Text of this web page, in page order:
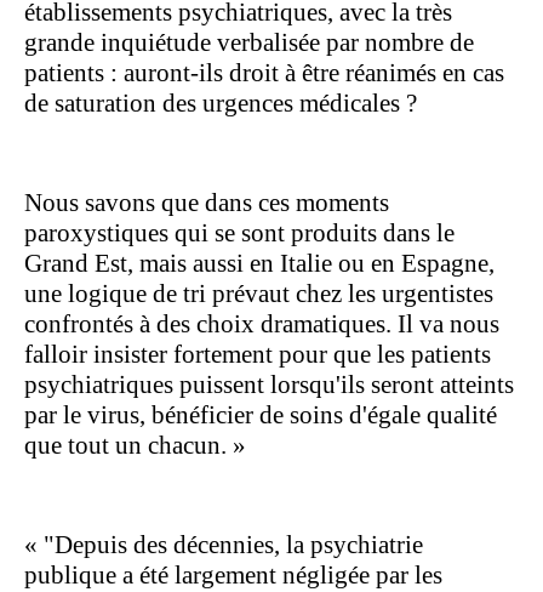
établissements psychiatriques, avec la très
grande inquiétude verbalisée par nombre de
patients : auront-ils droit à être réanimés en cas
de saturation des urgences médicales ?
Nous savons que dans ces moments
paroxystiques qui se sont produits dans le
Grand Est, mais aussi en Italie ou en Espagne,
une logique de tri prévaut chez les urgentistes
confrontés à des choix dramatiques. Il va nous
falloir insister fortement pour que les patients
psychiatriques puissent lorsqu'ils seront atteints
par le virus, bénéficier de soins d'égale qualité
que tout un chacun. »
« "Depuis des décennies, la psychiatrie
publique a été largement négligée par les